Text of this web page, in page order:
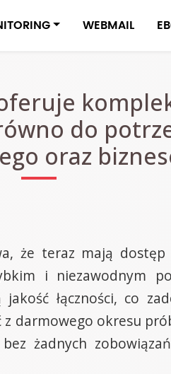
WEBMAIL
do
oraz
że teraz mają
i niezawodnym
łączności, co
darmowego okresu
żadnych